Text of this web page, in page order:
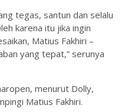
tegas, santun dan selalu
karena itu jika ingin
Matius Fakhiri –
yang tepat,” serunya
menurut Dolly,
Matius Fakhiri.